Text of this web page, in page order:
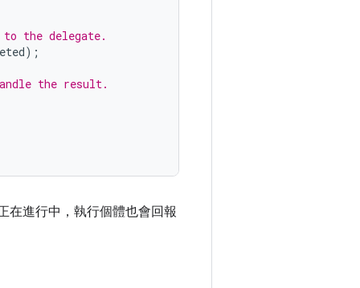
to the delegate.
);
the result.
在進行中，執行個體也會回報